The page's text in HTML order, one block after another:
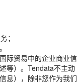
；
际贸易中的企业商业信
等）。Tendata不主动
息），除非您作为我们